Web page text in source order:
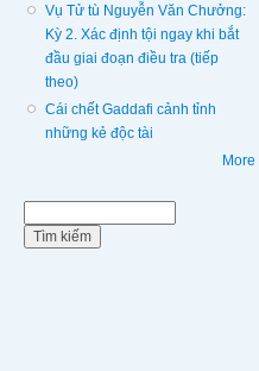
Vụ Tử tù Nguyễn Văn Chưởng:
Kỳ 2. Xác định tội ngay khi bắt
đầu giai đoạn điều tra (tiếp
theo)
Cái chết Gaddafi cảnh tỉnh
những kẻ độc tài
More